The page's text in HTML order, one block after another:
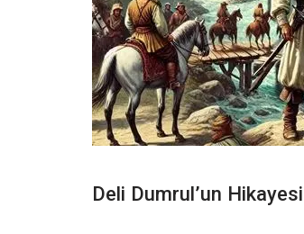
Deli Dumrul’un Hikayesi